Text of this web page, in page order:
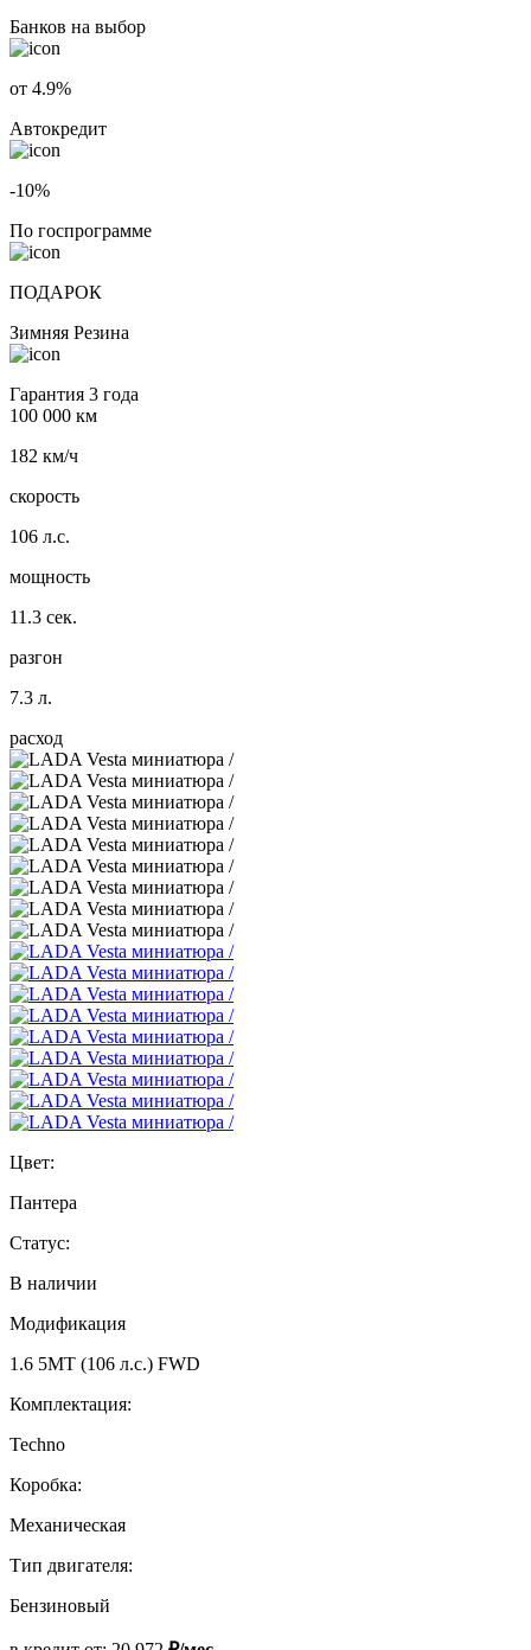
Банков на выбор
от 4.9%
Автокредит
-10%
По госпрограмме
ПОДАРОК
Зимняя Резина
Гарантия 3 года
100 000 км
182 км/ч
скорость
106 л.с.
мощность
11.3 сек.
разгон
7.3 л.
расход
Цвет:
Пантера
Статус:
В наличии
Модификация
1.6 5MT (106 л.с.) FWD
Комплектация:
Techno
Коробка:
Механическая
Тип двигателя:
Бензиновый